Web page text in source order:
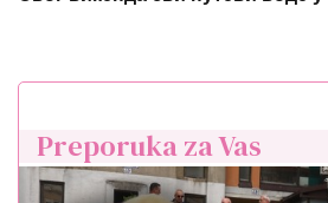
Preporuka za Vas